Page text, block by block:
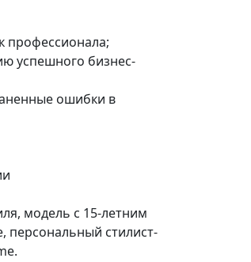
профессионала;
успешного бизнес-
ошибки в
модель с 15-летним
стилист-